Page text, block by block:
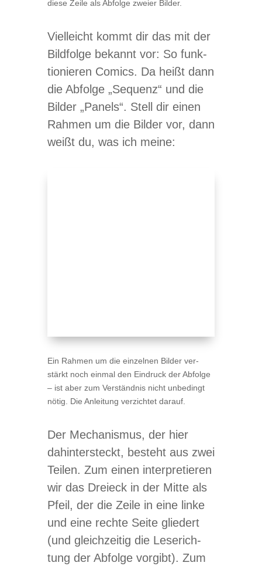
diese Zeile als Abfolge zweier Bilder.
Viel­leicht kommt dir das mit der
Bild­folge bekannt vor: So funk­
tio­nie­ren Comics. Da heißt dann
die Abfolge „Sequenz“ und die
Bil­der „Panels“. Stell dir einen
Rah­men um die Bil­der vor, dann
weißt du, was ich meine:
Ein Rah­men um die ein­zel­nen Bil­der ver­
stärkt noch ein­mal den Ein­druck der Abfolge
– ist aber zum Ver­ständ­nis nicht unbe­dingt
nötig. Die Anlei­tung ver­zich­tet darauf.
Der Mecha­nis­mus, der hier
dahin­ter­steckt, besteht aus zwei
Tei­len. Zum einen inter­pre­tie­ren
wir das Drei­eck in der Mitte als
Pfeil, der die Zeile in eine linke
und eine rechte Seite glie­dert
(und gleich­zei­tig die Lese­rich­
tung der Abfolge vor­gibt). Zum